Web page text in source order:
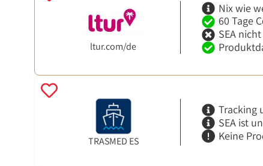
ltur.com/de
Nix wie
60 Tage
SEA
TRASMED ES
Tracking
SEA ist
Keine